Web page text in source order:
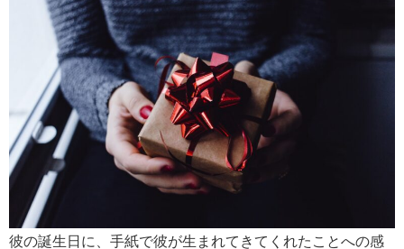
彼の誕生日に、手紙で彼が生まれてきてくれたことへの感